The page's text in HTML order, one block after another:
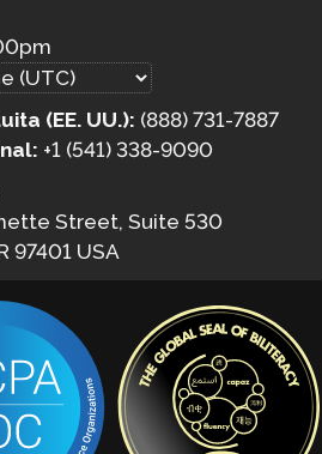
(EE. UU.): (888) 731-7887
+1 (541) 338-9090
Street, Suite 530
97401 USA